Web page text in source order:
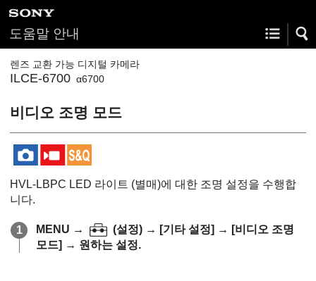
도움말 안내
렌즈 교환 가능 디지털 카메라
ILCE-6700 α6700
비디오 조명 모드
HVL-LBPC LED 라이트 (별매)에 대한 조명 설정을 수행합
니다.
MENU → (설정) → [기타 설정] → [비디오 조명
모드] → 원하는 설정.